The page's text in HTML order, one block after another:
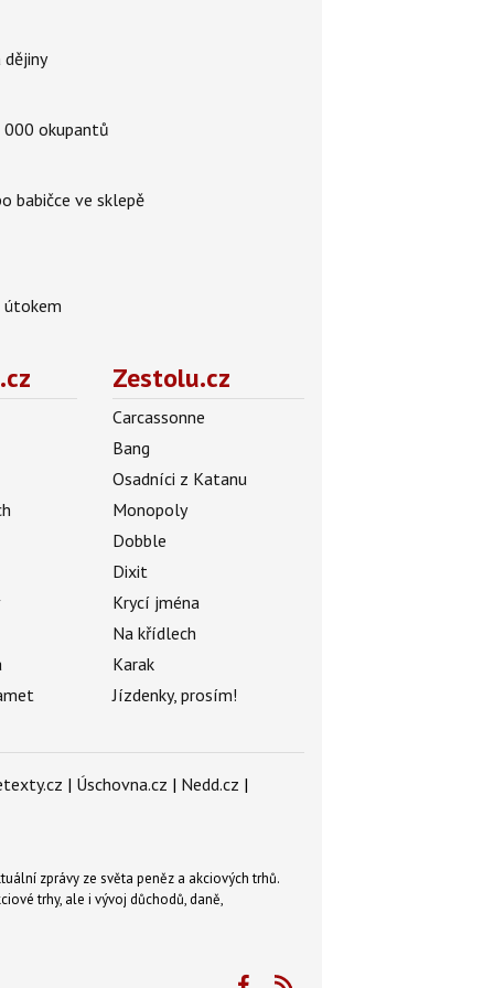
000 okupantů
babičce ve sklepě
útokem
Zestolu.cz
Carcassonne
Bang
Osadníci z Katanu
Monopoly
Dobble
Dixit
Krycí jména
Na křídlech
Karak
Jízdenky, prosím!
| Úschovna.cz | Nedd.cz |
zprávy ze světa peněz a akciových trhů.
trhy, ale i vývoj důchodů, daně,